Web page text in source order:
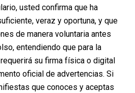
La
Va Más Allá
Precio
diciembre 23, 2024
usted confirma que ha
veraz y oportuna, y que
de manera voluntaria antes
entendiendo que para la
su firma física o digital
oficial de advertencias. Si
que conoces y aceptas